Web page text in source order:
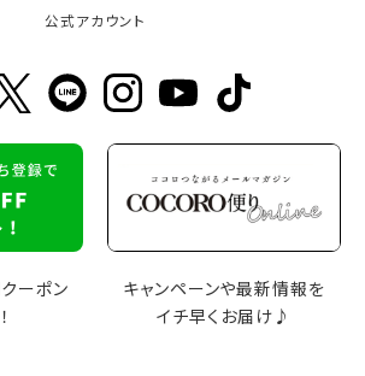
公式アカウント
ーポン
キャンペーンや最新情報を
イチ早くお届け♪